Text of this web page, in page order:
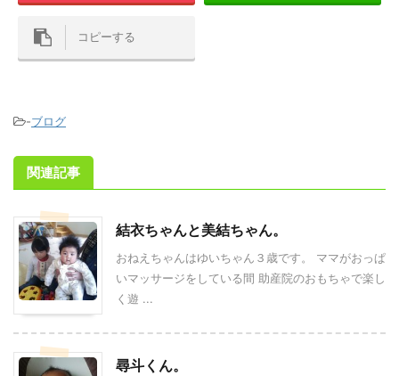
コピーする
-ブログ
関連記事
結衣ちゃんと美結ちゃん。
おねえちゃんはゆいちゃん３歳です。 ママがおっぱ
いマッサージをしている間 助産院のおもちゃで楽し
く遊 ...
尋斗くん。